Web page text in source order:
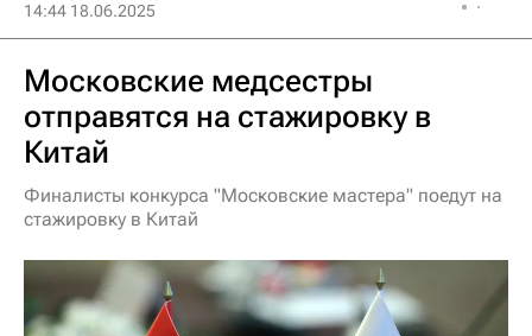
14:44 18.06.2025
Московские медсестры
отправятся на стажировку в
Китай
Финалисты конкурса "Московские мастера" поедут на
стажировку в Китай